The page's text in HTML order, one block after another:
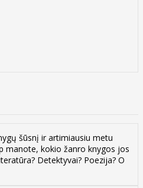
šūsnį ir artimiausiu metu
manote, kokio žanro knygos jos
Detektyvai? Poezija? O